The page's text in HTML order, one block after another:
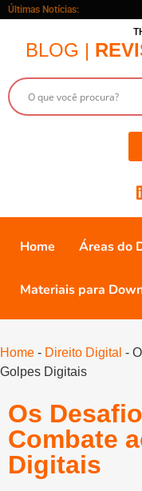
Últimas Notícias:
BLOG |
Home Áreas do
Materiais para
Home - Direito Digital -
Golpes Digitais
Os
Combate
Digitais